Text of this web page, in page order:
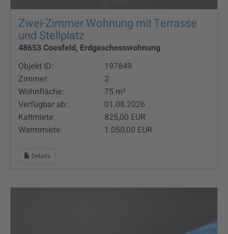
Zwei-Zimmer Wohnung mit Terrasse
und Stellplatz
48653 Coesfeld, Erdgeschosswohnung
Objekt ID:
197849
Zimmer:
2
Wohnfläche:
75 m²
Verfügbar ab:
01.08.2026
Kaltmiete:
825,00 EUR
Warmmiete:
1.050,00 EUR
Details